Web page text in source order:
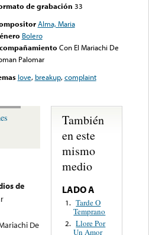
de grabación 33
Alma, Maria
Bolero
Con El Mariachi De
Palomar
love, breakup,complaint
de
De
También
en este
mismo
medio
LADO A
1. Tarde O
Temprano
2. Llore Por
Un Amor